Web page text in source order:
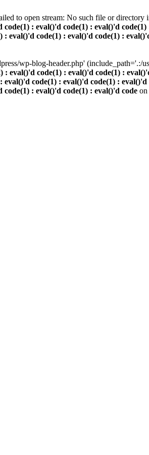
to open stream: No such file or directory
: eval()'d code(1) : eval()'d
eval()'d code(1) : eval()'d code(1) :
wp-blog-header.php' (include_path='.:/
code(1) : eval()'d code(1) :
code(1) : eval()'d code(1) :
: eval()'d code(1) : eval()'d code